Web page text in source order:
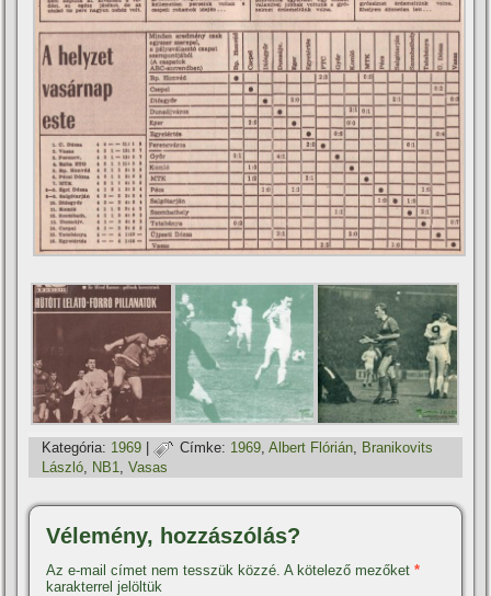
Kategória: 1969 Címke: 1969 ,Albert Flórián
Branikovits
László NB1 ,Vasas
Vélemény, hozzászólás?
Az e-mail címet nem tesszük közzé. A kötelező mezőket*
karakterrel jelöltük